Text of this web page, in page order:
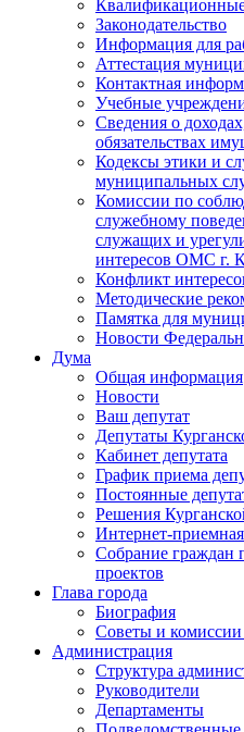
Законодательство
Информация для
Аттестация
Контактная
Учебные
Сведения о
обязательствах
Кодексы этики и
муниципальных
Комиссии по
служебному
служащих и
интересов ОМС г.
Конфликт
Методические
Памятка для
Новости
Дума
Общая информация
Новости
Ваш депутат
Депутаты
Кабинет депутата
График приема
Постоянные
Решения
Интернет-приемная
Собрание граждан
проектов
Глава города
Биография
Советы и комиссии
Администрация
Структура
Руководители
Департаменты